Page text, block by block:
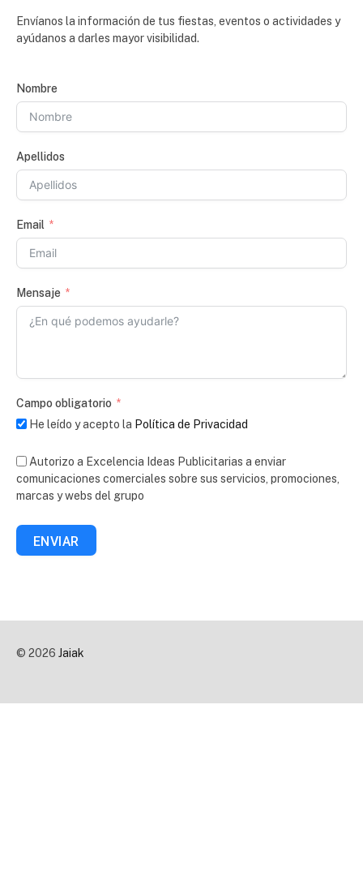
Envíanos la información de tus fiestas, eventos o actividades y
ayúdanos a darles mayor visibilidad.
Nombre
Apellidos
Email
Mensaje
Campo obligatorio
He leído y acepto la Política de Privacidad
Autorizo a Excelencia Ideas Publicitarias a enviar
comunicaciones comerciales sobre sus servicios, promociones,
marcas y webs del grupo
ENVIAR
© 2026 Jaiak